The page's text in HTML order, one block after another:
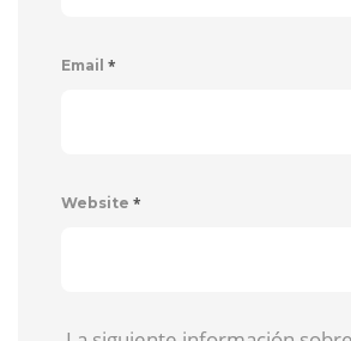
Email *
Website *